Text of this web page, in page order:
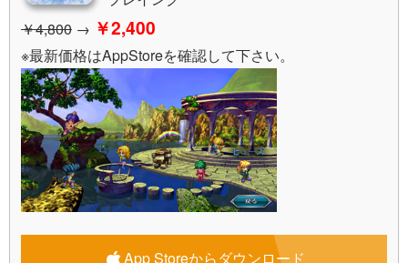
￥4,800 → ￥2,400
※最新価格はAppStoreを確認して下さい。
App Storeからダウンロード